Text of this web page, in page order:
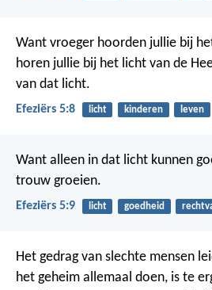
Want vroeger hoorden jullie bij
horen jullie bij het licht van de
van dat licht.
Efeziërs 5:8 licht kinderen leven
Want alleen in dat licht kunnen
trouw groeien.
Efeziërs 5:9 licht goedheid
Het gedrag van slechte mensen
het geheim allemaal doen, is te